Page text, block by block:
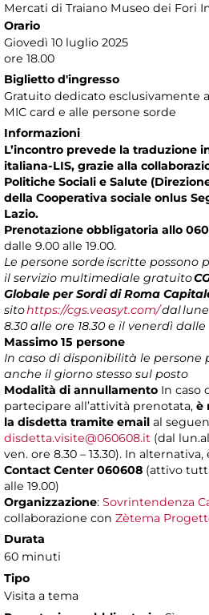
Mercati di Traiano Museo dei Fori
Orario
Giovedì 10 luglio 2025
ore 18.00
Biglietto d'ingresso
Gratuito dedicato esclusivamente
MIC card e alle persone sorde
Informazioni
L’incontro prevede la traduzione
italiana-LIS, grazie alla
Politiche Sociali e Salute
della Cooperativa sociale onlus
Lazio.
Prenotazione obbligatoria allo
dalle 9.00 alle 19.00.
Le persone sordeiscritte possono
il servizio multimediale gratuito
Globale per Sordi di Roma
sitohttps://cgs.veasyt.com/dal
8.30 alle ore 18.30 e il venerdì
Massimo 15 persone
In caso di disponibilità le persone
anche il giorno stesso sul posto
Modalità di annullamento In caso
partecipare all’attività prenotata, è
la disdetta tramite email al
disdetta.visite@060608.it (dal
ven. ore 8.30 – 13.30). In
Contact Center 060608 (attivo
alle 19.00)
Organizzazione: Sovrintendenza
collaborazione con Zètema
Durata
60 minuti
Tipo
Visita a tema